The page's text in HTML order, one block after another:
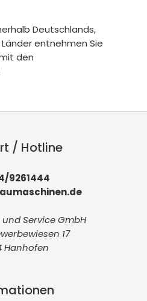
Deutschlands,
entnehmen Sie
den
/ Hotline
9261444
Service GmbH
17
Hanhofen